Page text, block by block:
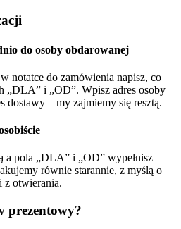
do osoby obdarowanej
notatce do zamówienia napisz, co
„DLA” i „OD”. Wpisz adres osoby
dostawy – my zajmiemy się resztą.
a pola „DLA” i „OD” wypełnisz
równie starannie, z myślą o
z otwierania.
prezentowy?